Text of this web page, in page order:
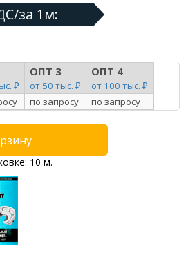
за 1м:
₽
ОПТ 3
от 50 тыс. ₽
ОПТ 4
от 100 тыс. ₽
по запросу по запросу
10 м.